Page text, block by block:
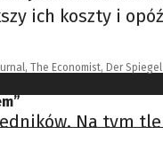
ich koszty i
The Economist, Der Spiegel
Na tym